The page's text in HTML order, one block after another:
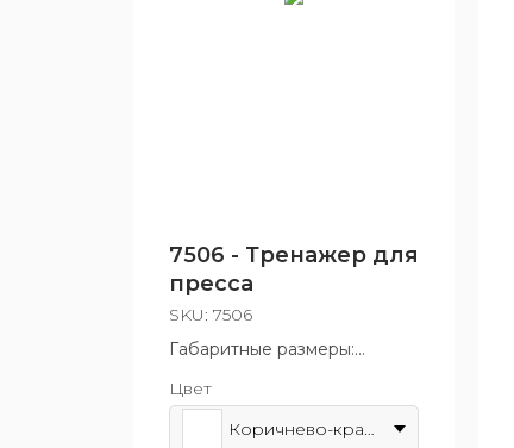
7506 - Тренажер для
пресса
SKU: 7506
Габаритные размеры:
Возрастная группа: от 14 лет
Цвет